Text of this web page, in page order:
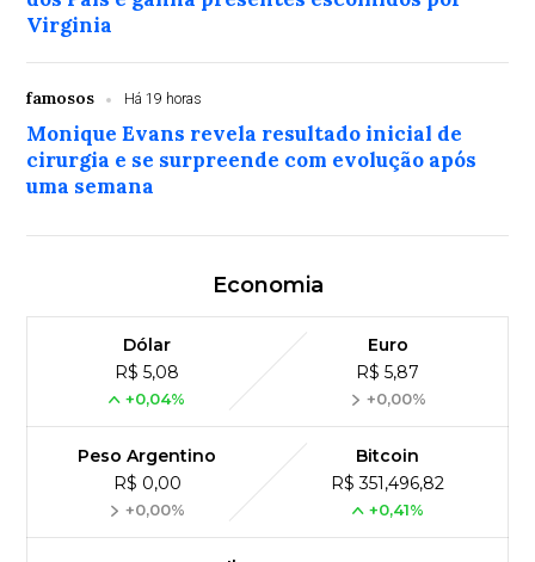
Virginia
famosos Há 19 horas
Monique Evans revela resultado inicial de
cirurgia e se surpreende com evolução após
uma semana
Economia
Dólar
R$ 5,08
+0,04%
Euro
R$ 5,87
+0,00%
Peso Argentino
R$ 0,00
+0,00%
Bitcoin
R$ 351,496,82
+0,41%